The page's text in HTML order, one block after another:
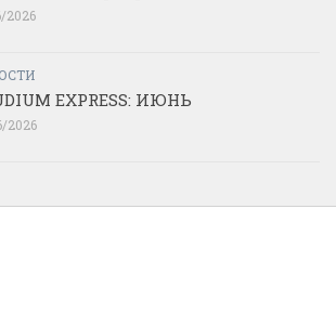
2026
EXPRESS: ИЮНЬ
2026